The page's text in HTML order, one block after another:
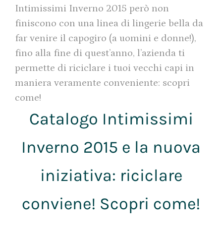
Intimissimi Inverno 2015 però non
finiscono con una linea di lingerie bella da
far venire il capogiro (a uomini e donne!),
fino alla fine di quest’anno, l’azienda ti
permette di riciclare i tuoi vecchi capi in
maniera veramente conveniente: scopri
come!
Catalogo Intimissimi
Inverno 2015 e la nuova
iniziativa: riciclare
conviene! Scopri come!